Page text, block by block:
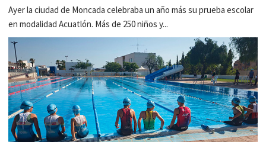
Ayer la ciudad de Moncada celebraba un año más su prueba escolar
en modalidad Acuatlón. Más de 250 niños y...